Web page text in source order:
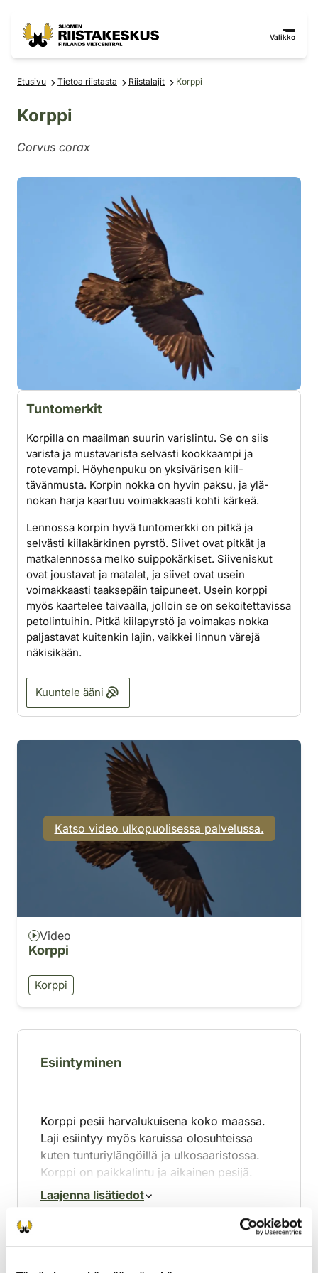
Valikko
Etusivu Tietoa riistasta Riistalajit Korppi
Korppi
Corvus corax
Tuntomerkit
Korpilla on maailman suurin varislintu. Se on siis
varista ja mustavarista selvästi kookkaampi ja
rotevampi. Höyhenpuku on yksivärisen kiil­
tävänmusta. Korpin nokka on hyvin paksu, ja ylä­
nokan harja kaartuu voimakkaasti kohti kärkeä.
Lennossa korpin hyvä tuntomerkki on pitkä ja
selvästi kiilakärkinen pyrstö. Siivet ovat pitkät ja
matkalennossa melko suippokärkiset. Siiveniskut
ovat joustavat ja matalat, ja siivet ovat usein
voimakkaasti taaksepäin taipuneet. Usein korppi
myös kaartelee taivaalla, jolloin se on sekoitettavissa
petolintuihin. Pitkä kiilapyrstö ja voimakas nokka
paljastavat kuitenkin lajin, vaikkei linnun värejä
näkisikään.
Kuuntele ääni
Katso video ulkopuolisessa palvelussa.
Video
Korppi
Korppi
Esiintyminen
Korppi pesii harvalukuisena koko maassa.
Laji esiintyy myös karuissa olosuhteissa
kuten tunturiylängöillä ja ulkosaaristossa.
Korppi on paikkalintu ja aikainen pesijä.
Yleensä arka ja varovainen; korppia
pidetään linnuista älykkäimpänä.
Perinteisesti korppi on arka erämaalintu,
myötä, se on alkanut pesiä myös
Laajenna lisätiedot